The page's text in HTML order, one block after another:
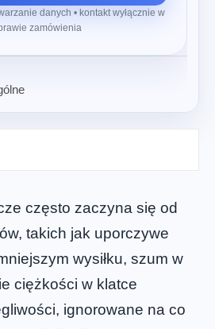
danych • kontakt wyłącznie w
zamówienia
często zaczyna się od
takich jak uporczywe
wysiłku, szum w
ciężkości w klatce
ignorowane na co